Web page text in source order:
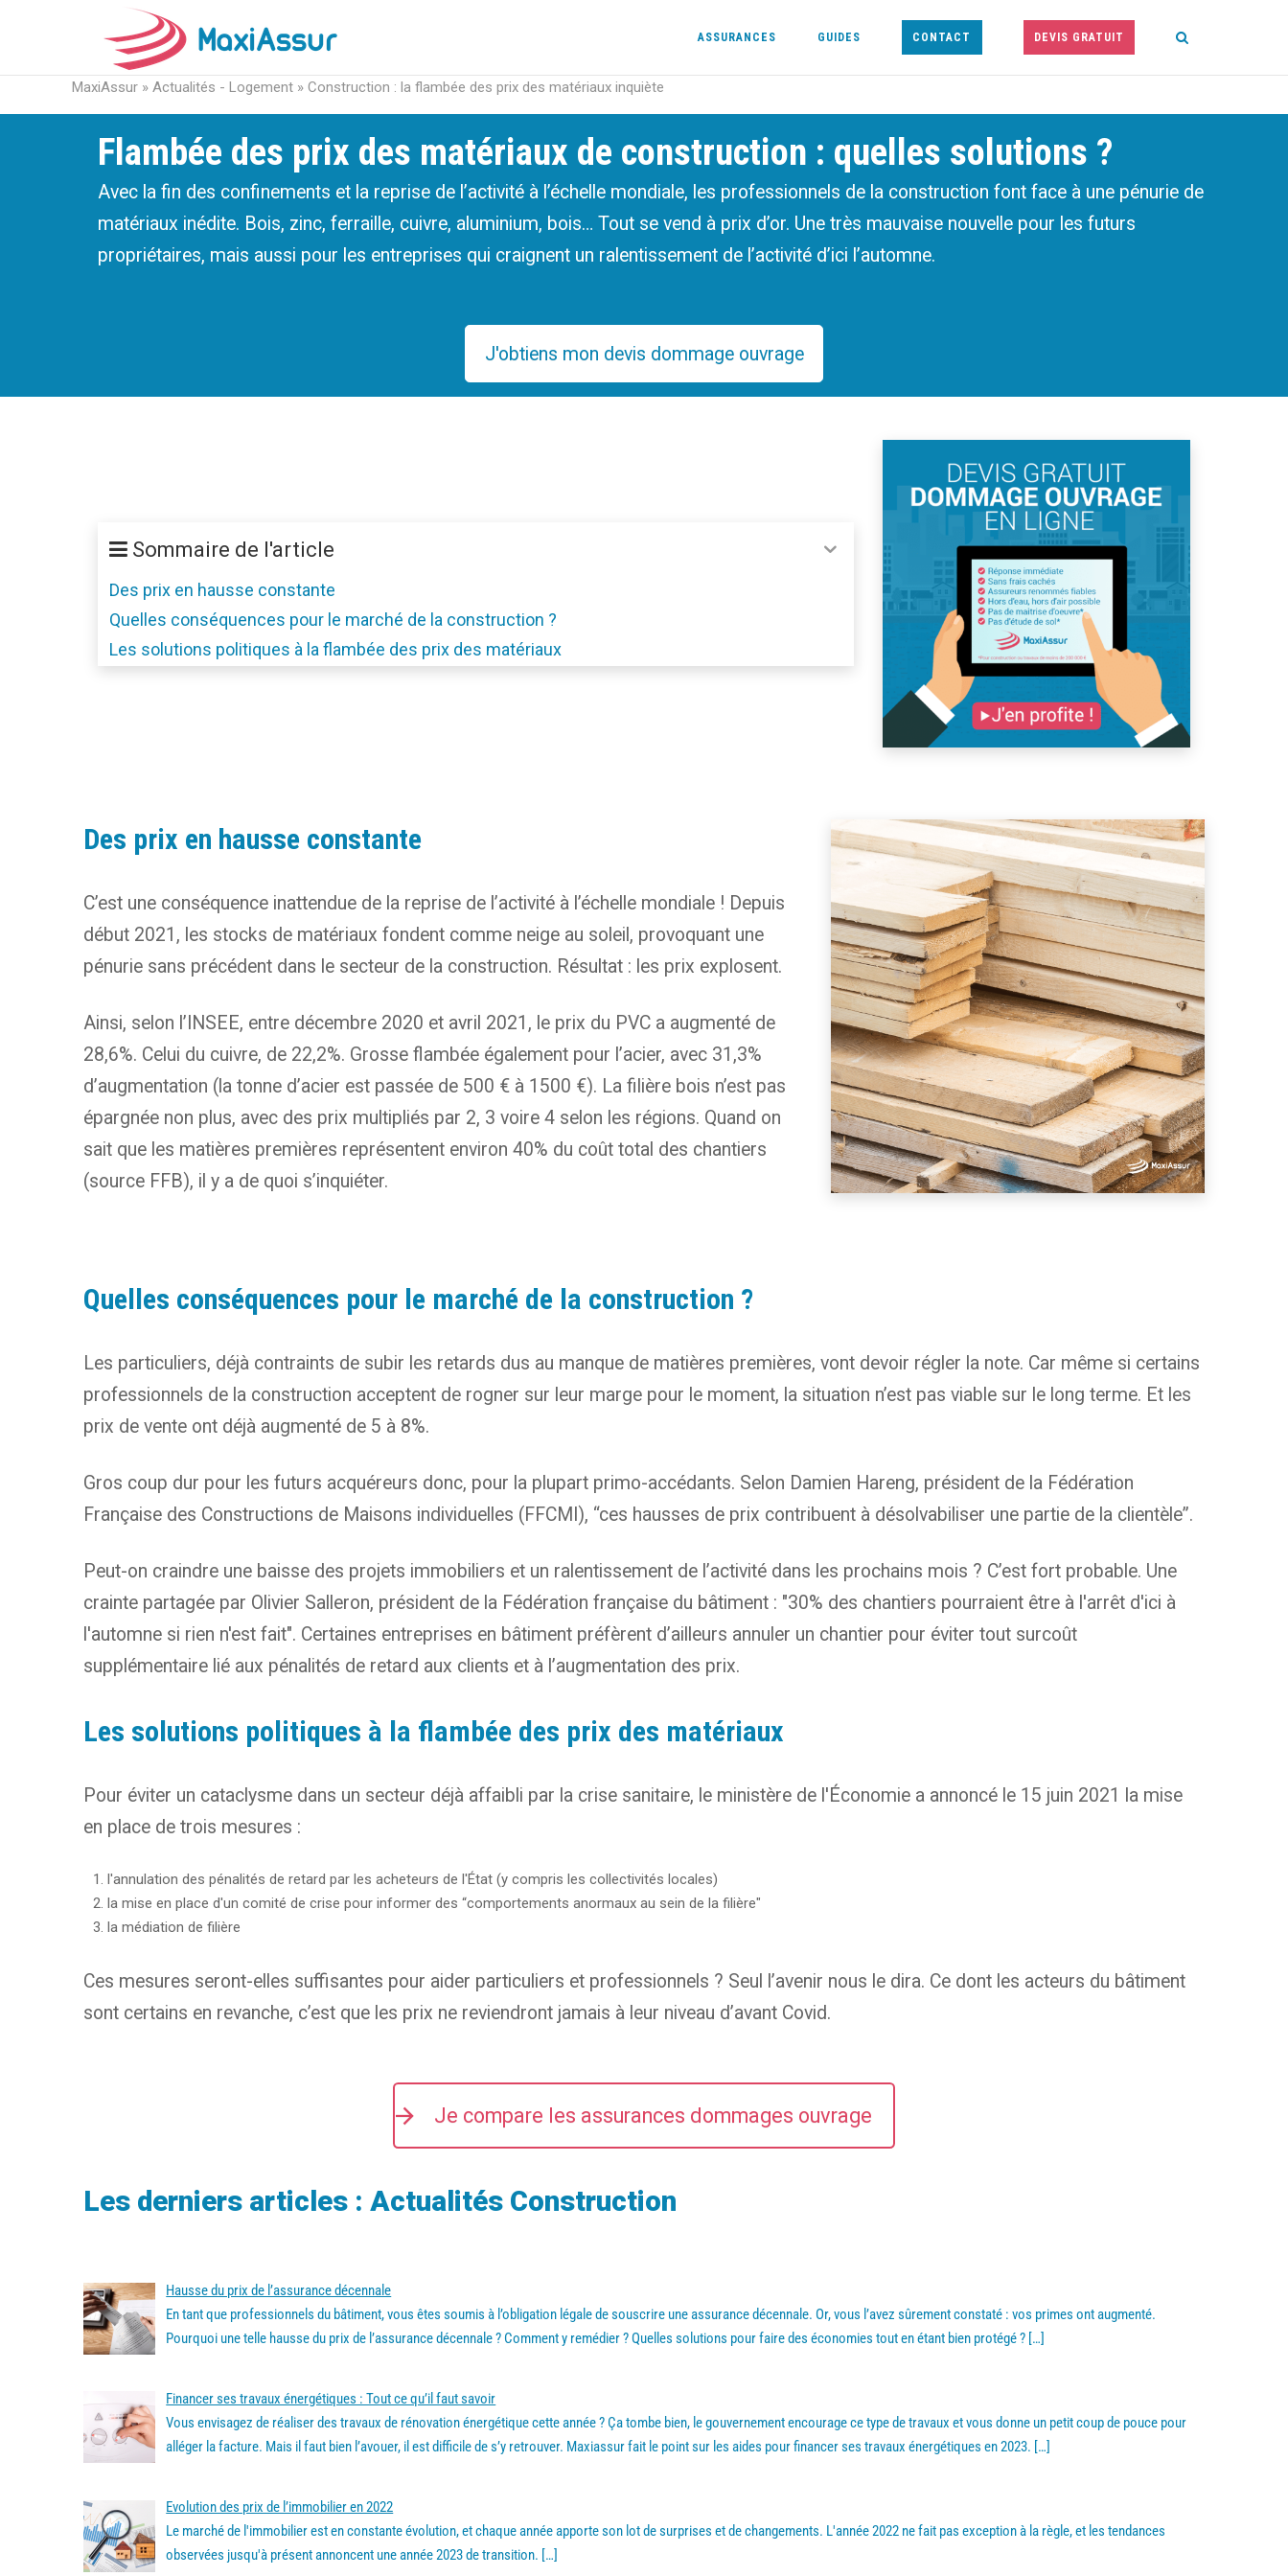
ASSURANCES GUIDES CONTACT DEVIS GRATUIT
MaxiAssur » Actualités - Logement » Construction : la flambée des prix des matériaux inquiète
Flambée des prix des matériaux de construction : quelles solutions ?
Avec la fin des confinements et la reprise de l’activité à l’échelle mondiale, les professionnels de la construction font face à une pénurie de
matériaux inédite. Bois, zinc, ferraille, cuivre, aluminium, bois… Tout se vend à prix d’or. Une très mauvaise nouvelle pour les futurs
propriétaires, mais aussi pour les entreprises qui craignent un ralentissement de l’activité d’ici l’automne.
J'obtiens mon devis dommage ouvrage
Sommaire de l'article
Des prix en hausse constante
Quelles conséquences pour le marché de la construction ?
Les solutions politiques à la flambée des prix des matériaux
Des prix en hausse constante
C’est une conséquence inattendue de la reprise de l’activité à l’échelle mondiale ! Depuis
début 2021, les stocks de matériaux fondent comme neige au soleil, provoquant une
pénurie sans précédent dans le secteur de la construction. Résultat : les prix explosent.
Ainsi, selon l’INSEE, entre décembre 2020 et avril 2021, le prix du PVC a augmenté de
28,6%. Celui du cuivre, de 22,2%. Grosse flambée également pour l’acier, avec 31,3%
d’augmentation (la tonne d’acier est passée de 500 € à 1500 €). La filière bois n’est pas
épargnée non plus, avec des prix multipliés par 2, 3 voire 4 selon les régions. Quand on
sait que les matières premières représentent environ 40% du coût total des chantiers
(source FFB), il y a de quoi s’inquiéter.
Quelles conséquences pour le marché de la construction ?
Les particuliers, déjà contraints de subir les retards dus au manque de matières premières, vont devoir régler la note. Car même si certains
professionnels de la construction acceptent de rogner sur leur marge pour le moment, la situation n’est pas viable sur le long terme. Et les
prix de vente ont déjà augmenté de 5 à 8%.
Gros coup dur pour les futurs acquéreurs donc, pour la plupart primo-accédants. Selon Damien Hareng, président de la Fédération
Française des Constructions de Maisons individuelles (FFCMI), “ces hausses de prix contribuent à désolvabiliser une partie de la clientèle”.
Peut-on craindre une baisse des projets immobiliers et un ralentissement de l’activité dans les prochains mois ? C’est fort probable. Une
crainte partagée par Olivier Salleron, président de la Fédération française du bâtiment : "30% des chantiers pourraient être à l'arrêt d'ici à
l'automne si rien n'est fait". Certaines entreprises en bâtiment préfèrent d’ailleurs annuler un chantier pour éviter tout surcoût
supplémentaire lié aux pénalités de retard aux clients et à l’augmentation des prix.
Les solutions politiques à la flambée des prix des matériaux
Pour éviter un cataclysme dans un secteur déjà affaibli par la crise sanitaire, le ministère de l'Économie a annoncé le 15 juin 2021 la mise
en place de trois mesures :
l'annulation des pénalités de retard par les acheteurs de l'État (y compris les collectivités locales)
la mise en place d'un comité de crise pour informer des “comportements anormaux au sein de la filière"
la médiation de filière
Ces mesures seront-elles suffisantes pour aider particuliers et professionnels ? Seul l’avenir nous le dira. Ce dont les acteurs du bâtiment
sont certains en revanche, c’est que les prix ne reviendront jamais à leur niveau d’avant Covid.
Je compare les assurances dommages ouvrage
Les derniers articles : Actualités Construction
Hausse du prix de l’assurance décennale
En tant que professionnels du bâtiment, vous êtes soumis à l’obligation légale de souscrire une assurance décennale. Or, vous l’avez sûrement constaté : vos primes ont augmenté.
Pourquoi une telle hausse du prix de l’assurance décennale ? Comment y remédier ? Quelles solutions pour faire des économies tout en étant bien protégé ? […]
Financer ses travaux énergétiques : Tout ce qu’il faut savoir
Vous envisagez de réaliser des travaux de rénovation énergétique cette année ? Ça tombe bien, le gouvernement encourage ce type de travaux et vous donne un petit coup de pouce pour
alléger la facture. Mais il faut bien l’avouer, il est difficile de s’y retrouver. Maxiassur fait le point sur les aides pour financer ses travaux énergétiques en 2023. […]
Evolution des prix de l’immobilier en 2022
Le marché de l'immobilier est en constante évolution, et chaque année apporte son lot de surprises et de changements. L'année 2022 ne fait pas exception à la règle, et les tendances
observées jusqu'à présent annoncent une année 2023 de transition. […]